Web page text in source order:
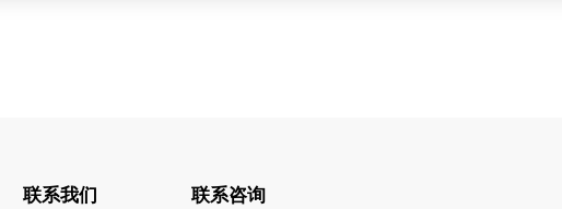
联系我们 联系咨询